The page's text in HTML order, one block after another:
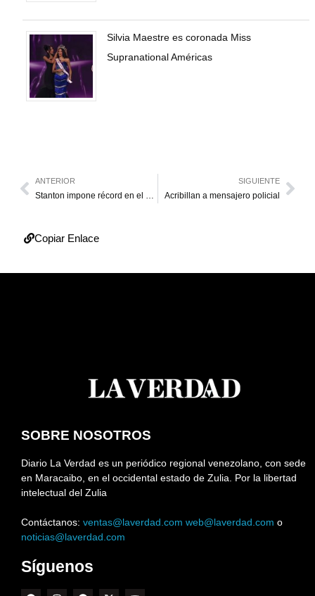
Silvia Maestre es coronada Miss
Supranational Américas
ANTERIOR
Stanton impone récord en el Derbi de Jonrones
SIGUIENTE
Acribillan a mensajero policial
Copiar Enlace
SOBRE NOSOTROS
Diario La Verdad es un periódico regional venezolano, con sede
en Maracaibo, en el occidental estado de Zulia. Por la libertad
intelectual del Zulia
Contáctanos: ventas@laverdad.com web@laverdad.com o
noticias@laverdad.com
Síguenos